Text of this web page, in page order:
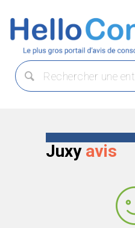
Juxy avis